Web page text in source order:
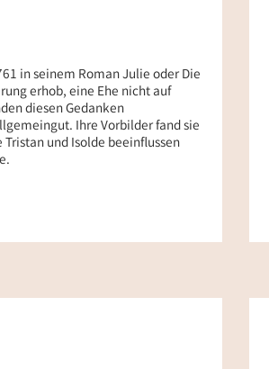
in seinem Roman Julie oder Die
erhob, eine Ehe nicht auf
diesen Gedanken
Ihre Vorbilder fand sie
und Isolde beeinflussen